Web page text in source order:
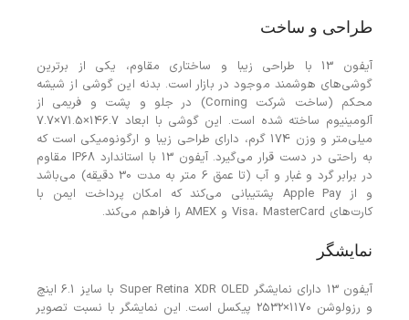
طراحی و ساخت
آیفون 13 با طراحی زیبا و ساختاری مقاوم، یکی از برترین
گوشی‌های هوشمند موجود در بازار است. بدنه این گوشی از شیشه
محکم (ساخت شرکت Corning) در جلو و پشت و فریمی از
آلومینیوم ساخته شده است. این گوشی با ابعاد 146.7×71.5×7.7
میلی‌متر و وزن 174 گرم، دارای طراحی زیبا و ارگونومیکی است که
به راحتی در دست قرار می‌گیرد. آیفون 13 با استاندارد IP68 مقاوم
در برابر گرد و غبار و آب (تا عمق 6 متر به مدت 30 دقیقه) می‌باشد
و از Apple Pay پشتیبانی می‌کند که امکان پرداخت ایمن با
کارت‌های Visa، MasterCard و AMEX را فراهم می‌کند.
نمایشگر
آیفون 13 دارای نمایشگر Super Retina XDR OLED با سایز 6.1 اینچ
و رزولوشن 1170×2532 پیکسل است. این نمایشگر با نسبت تصویر